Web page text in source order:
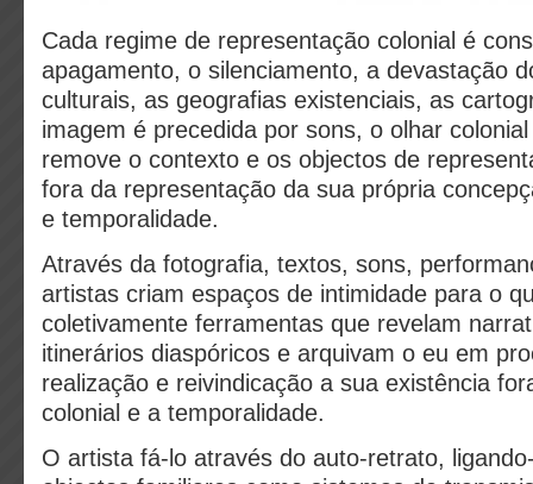
Cada regime de representação colonial é
apagamento, o silenciamento, a devastação
culturais, as geografias existenciais, as
imagem é precedida por sons, o olhar
remove o contexto e os objectos de
fora da representação da sua própria
e temporalidade.
Através da fotografia, textos, sons,
artistas criam espaços de intimidade para o
coletivamente ferramentas que revelam
itinerários diaspóricos e arquivam o eu em
realização e reivindicação a sua existência
colonial e a temporalidade.
O artista fá-lo através do auto-retrato,